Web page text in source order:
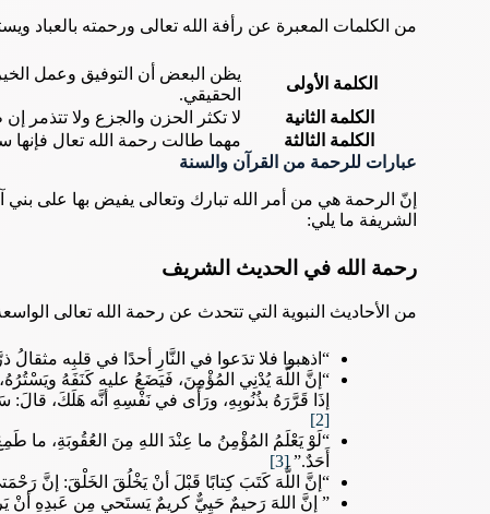
من الكلمات المعبرة عن رأفة الله تعالى ورحمته بالعباد
الكلمة الأولى
يظن البعض أن التوفيق وعمل
الحقيقي.
الكلمة الثانية
لا تكثر الحزن والجزع ولا تتذمر
الكلمة الثالثة
مهما طالت رحمة الله تعال فإنها
عبارات للرحمة من القرآن والسنة
إنّ الرحمة هي من أمر الله تبارك وتعالى يفيض بها على بني
الشريفة ما يلي:
رحمة الله في الحديث الشريف
من الأحاديث النبوية التي تتحدث عن رحمة الله تعالى
“اذهبوا فلا تدَعوا في النَّارِ أحدًا في قلبِه مثقالُ
“إنَّ اللَّهَ يُدْنِي المُؤْمِنَ، فَيَضَعُ عليه كَنَفَهُ
إذَا قَرَّرَهُ بذُنُوبِهِ، ورَأَى في نَفْسِهِ أنَّه هَلَكَ، قالَ:
[2]
“لَوْ يَعْلَمُ المُؤْمِنُ ما عِنْدَ اللهِ مِنَ العُقُوبَةِ، ما
أَحَدٌ.”[3]
“إنَّ اللَّهَ كَتَبَ كِتابًا قَبْلَ أنْ يَخْلُقَ الخَلْقَ: إنَّ
” إنَّ اللهَ رَحيمٌ حَيِيٌّ كريمٌ يَستَحي مِن عَبدِهِ أنْ